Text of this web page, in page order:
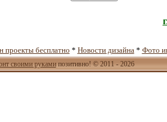
проекты бесплатно * Новости дизайна* Фото
своими рукамипозитивно! © 2011 - 2026